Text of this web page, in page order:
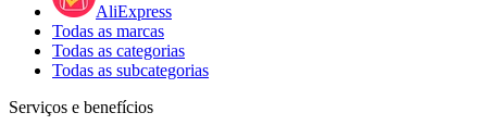
AliExpress
Todas as marcas
Todas as categorias
Todas as subcategorias
Serviços e benefícios